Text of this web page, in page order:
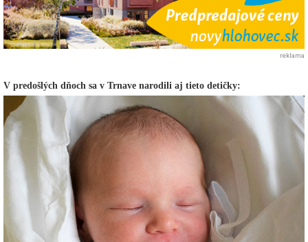
reklama
V predošlých dňoch sa v Trnave narodili aj tieto detičky: